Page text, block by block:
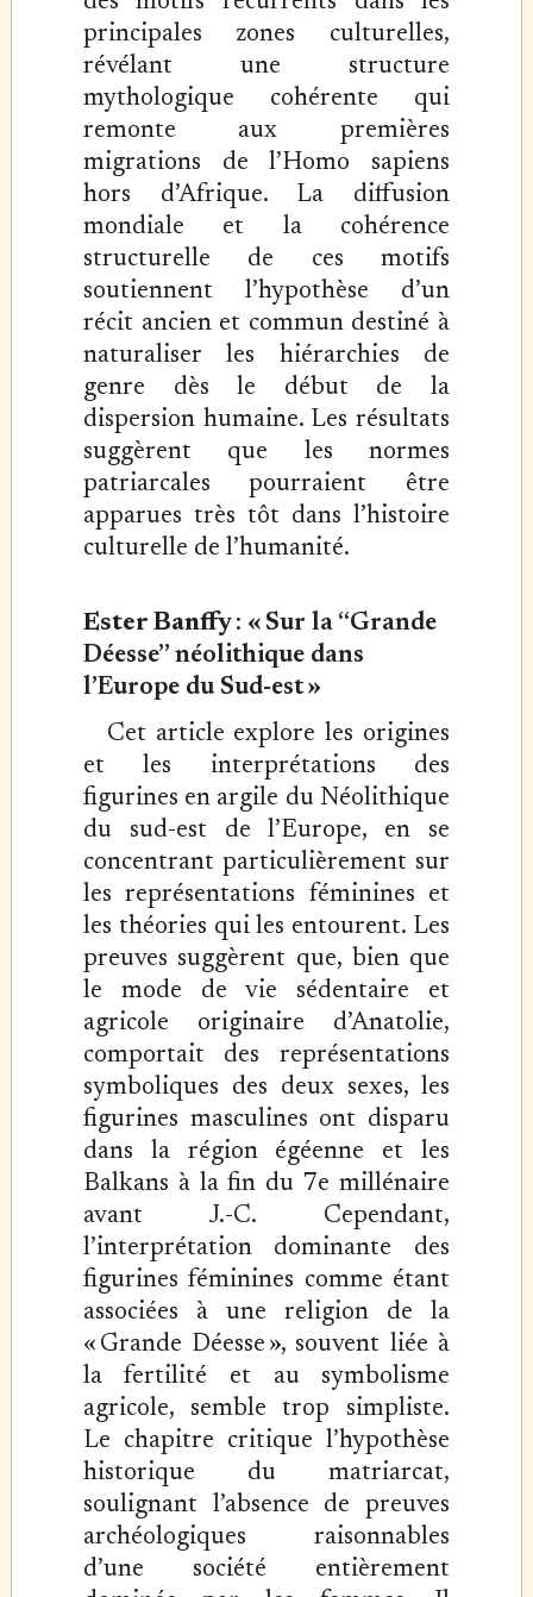
principales zones culturelles,
révélant une structure
mythologique cohérente qui
remonte aux premières
migrations de l’Homo sapiens
hors d’Afrique. La diffusion
mondiale et la cohérence
structurelle de ces motifs
soutiennent l’hypothèse d’un
récit ancien et commun destiné à
naturaliser les hiérarchies de
genre dès le début de la
dispersion humaine. Les résultats
suggèrent que les normes
patriarcales pourraient être
apparues très tôt dans l’histoire
culturelle de l’humanité.
Ester Banffy: « Sur la “Grande
Déesse” néolithique dans
l’Europe du Sud-est »
Cet article explore les origines
et les interprétations des
figurines en argile du Néolithique
du sud-est de l’Europe, en se
concentrant particulièrement sur
les représentations féminines et
les théories qui les entourent. Les
preuves suggèrent que, bien que
le mode de vie sédentaire et
agricole originaire d’Anatolie,
comportait des représentations
symboliques des deux sexes, les
figurines masculines ont disparu
dans la région égéenne et les
Balkans à la fin du 7e millénaire
avant J.-C. Cependant,
l’interprétation dominante des
figurines féminines comme étant
associées à une religion de la
« Grande Déesse », souvent liée à
la fertilité et au symbolisme
agricole, semble trop simpliste.
Le chapitre critique l’hypothèse
historique du matriarcat,
soulignant l’absence de preuves
archéologiques raisonnables
d’une société entièrement